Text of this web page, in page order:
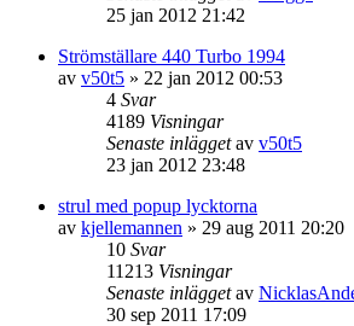
25 jan 2012 21:42
Strömställare 440 Turbo 1994
av v50t5 » 22 jan 2012 00:53
4 Svar
4189 Visningar
Senaste inläggetav v50t5
23 jan 2012 23:48
strul med popup lycktorna
av kjellemannen » 29 aug 2011 20:20
10 Svar
11213 Visningar
Senaste inläggetav
30 sep 2011 17:09